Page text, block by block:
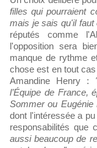
filles qui pourraient
mais je sais qu'il faut
réputés comme
l'opposition sera
manque de rythme
chose est en tout
Amandine Henry :
l’Équipe de France,
Sommer ou
dont l'intéressée a
responsabilités que
aussi beaucoup de